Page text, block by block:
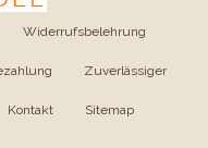
Widerrufsbelehrung
Zuverlässiger
Kontakt Sitemap